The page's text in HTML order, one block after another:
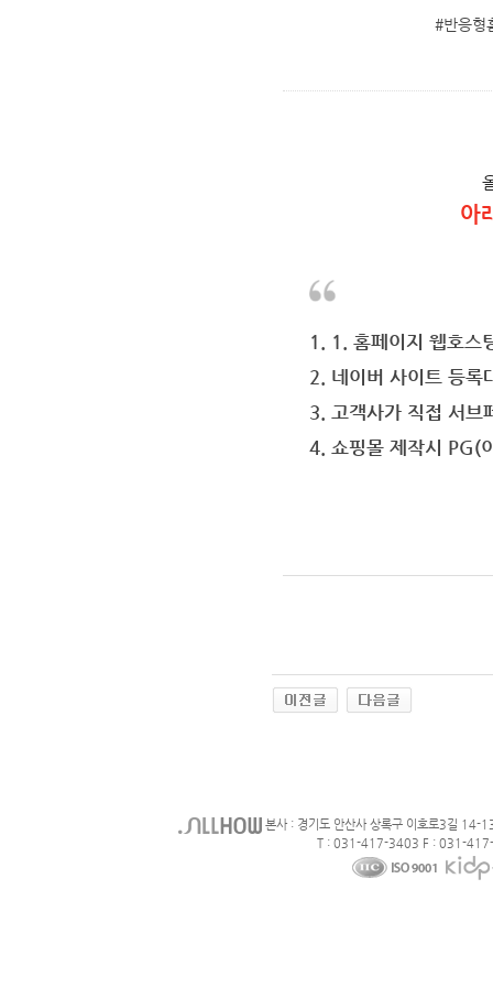
#반응형
아
1. 1. 홈페이지 웹호스
2. 네이버 사이트 등록
3. 고객사가 직접 서브
4. 쇼핑몰 제작시 PG(
본사 : 경기도 안산사 상록구 이호로3길 14-
T : 031-417-3403 F : 031-